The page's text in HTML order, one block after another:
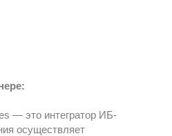
— это интегратор ИБ-
осуществляет